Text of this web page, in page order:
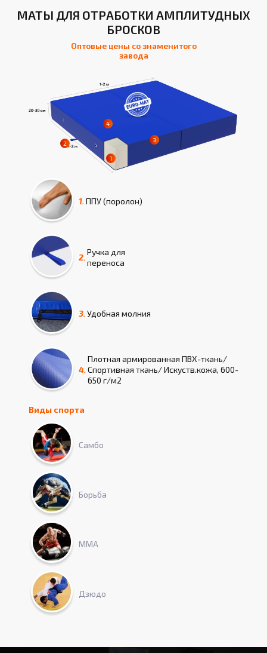
МАТЫ ДЛЯ ОТРАБОТКИ АМПЛИТУДНЫХ
БРОСКОВ
Оптовые цены со знаменитого
завода
1. ППУ (поролон)
2.
Ручка для
переноса
3. Удобная молния
4.
Плотная армированная ПВХ-ткань/
Спортивная ткань/ Искуств.кожа, 600-
650 г/м2
Виды спорта
Самбо
Борьба
ММА
Дзюдо